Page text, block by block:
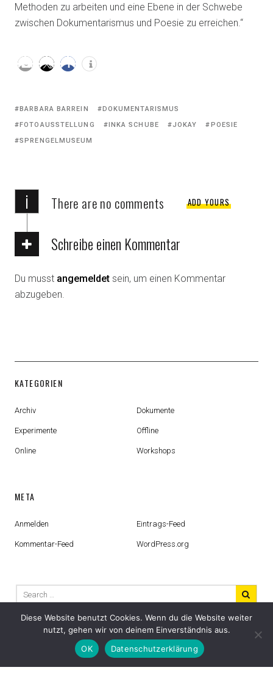
Methoden zu arbeiten und eine Ebene in der Schwebe
zwischen Dokumentarismus und Poesie zu erreichen.“
Tagged
with:
BARBARA BARREIN
DOKUMENTARISMUS
FOTOAUSSTELLUNG
INKA SCHUBE JOKAY
POESIE
SPRENGELMUSEUM
i There are no comments ADD YOURS
Schreibe einen Kommentar
Du musst angemeldet sein, um einen Kommentar
abzugeben.
KATEGORIEN
Archiv Dokumente
Experimente Offline
Online Workshops
META
Anmelden Eintrags-Feed
Kommentar-Feed WordPress.org
for:
Diese Website benutzt Cookies. Wenn du die Website weiter
nutzt, gehen wir von deinem Einverständnis aus.
OK
Datenschutzerklärung